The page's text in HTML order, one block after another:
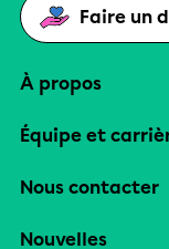
Faire un
À propos
Équipe et
Nous contacter
Nouvelles